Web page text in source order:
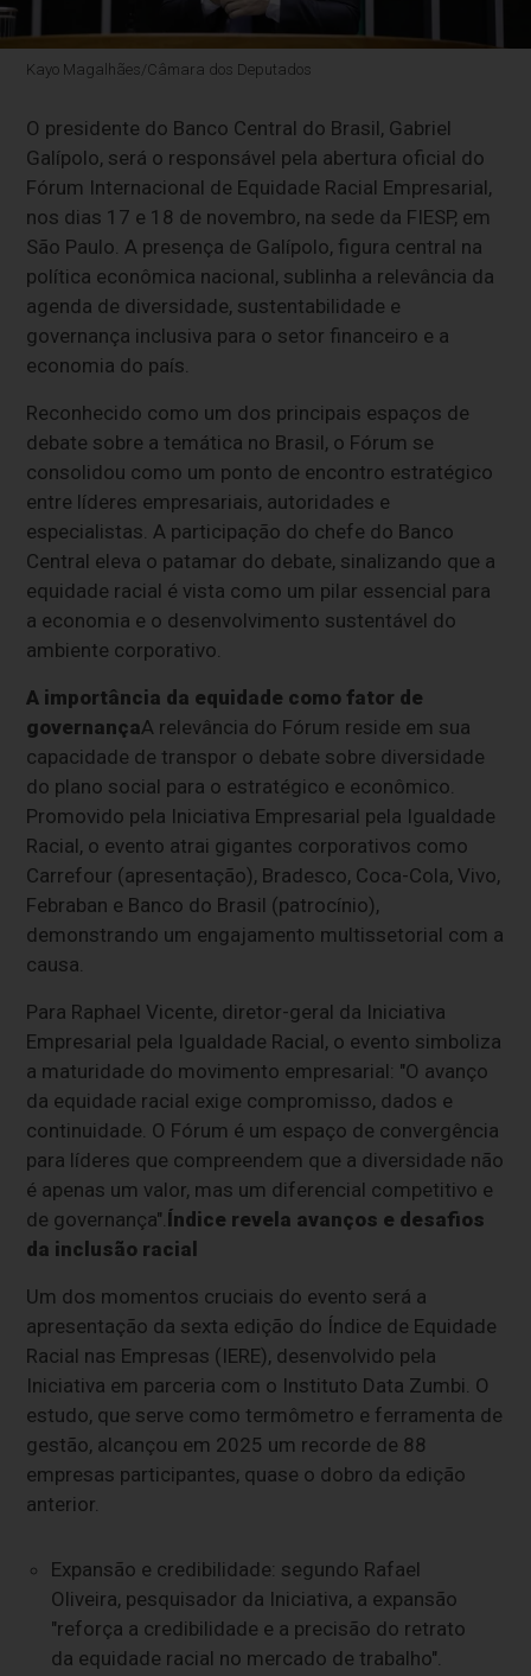
Kayo Magalhães/Câmara dos Deputados
O presidente do Banco Central do Brasil, Gabriel
Galípolo, será o responsável pela abertura oficial do
Fórum Internacional de Equidade Racial Empresarial,
nos dias 17 e 18 de novembro, na sede da FIESP, em
São Paulo. A presença de Galípolo, figura central na
política econômica nacional, sublinha a relevância da
agenda de diversidade, sustentabilidade e
governança inclusiva para o setor financeiro e a
economia do país.
Reconhecido como um dos principais espaços de
debate sobre a temática no Brasil, o Fórum se
consolidou como um ponto de encontro estratégico
entre líderes empresariais, autoridades e
especialistas. A participação do chefe do Banco
Central eleva o patamar do debate, sinalizando que a
equidade racial é vista como um pilar essencial para
a economia e o desenvolvimento sustentável do
ambiente corporativo.
A importância da equidade como fator de
governançaA relevância do Fórum reside em sua
capacidade de transpor o debate sobre diversidade
do plano social para o estratégico e econômico.
Promovido pela Iniciativa Empresarial pela Igualdade
Racial, o evento atrai gigantes corporativos como
Carrefour (apresentação), Bradesco, Coca-Cola, Vivo,
Febraban e Banco do Brasil (patrocínio),
demonstrando um engajamento multissetorial com a
causa.
Para Raphael Vicente, diretor-geral da Iniciativa
Empresarial pela Igualdade Racial, o evento simboliza
a maturidade do movimento empresarial: "O avanço
da equidade racial exige compromisso, dados e
continuidade. O Fórum é um espaço de convergência
para líderes que compreendem que a diversidade não
é apenas um valor, mas um diferencial competitivo e
de governança". Índice revela avanços e desafios
da inclusão racial
Um dos momentos cruciais do evento será a
apresentação da sexta edição do Índice de Equidade
Racial nas Empresas (IERE), desenvolvido pela
Iniciativa em parceria com o Instituto Data Zumbi. O
estudo, que serve como termômetro e ferramenta de
gestão, alcançou em 2025 um recorde de 88
empresas participantes, quase o dobro da edição
anterior.
Expansão e credibilidade: segundo Rafael
Oliveira, pesquisador da Iniciativa, a expansão
"reforça a credibilidade e a precisão do retrato
da equidade racial no mercado de trabalho".